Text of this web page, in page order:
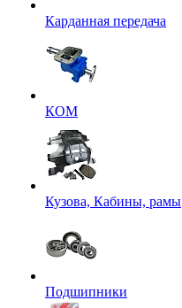
Карданная передача
КОМ
Кузова, Кабины, рамы
Подшипники